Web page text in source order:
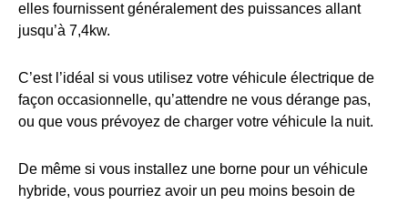
elles fournissent généralement des puissances allant
jusqu’à 7,4kw.
C’est l’idéal si vous utilisez votre véhicule électrique de
façon occasionnelle, qu’attendre ne vous dérange pas,
ou que vous prévoyez de charger votre véhicule la nuit.
De même si vous installez une borne pour un véhicule
hybride, vous pourriez avoir un peu moins besoin de